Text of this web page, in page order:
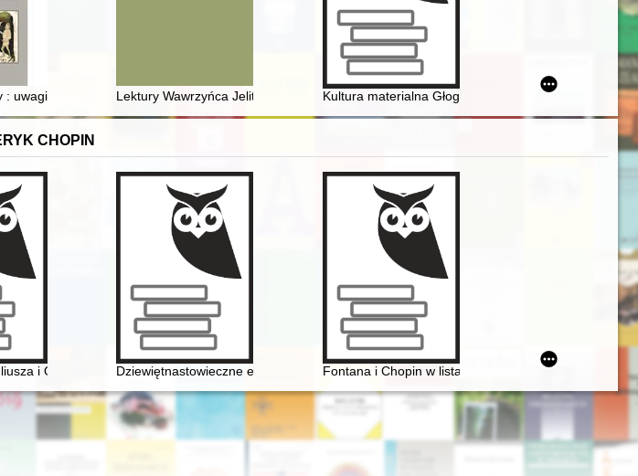
Wschodniej po wybiciu się na niepodległość, prezentowane na łamach miesięcznika politycznego
i nadradców pruskich w okresie trzeciego bezkrólewia (1586-1587)
: uwagi w kontekście pracy Mariana Gumowskiego "Siła do ujarzmienia : teksty wybrane", Warszawa 2021
Lektury Wawrzyńca Jelitowskiego, dworzanina królowej Barbary Radziwiłłówny
Kultura materialna Głogowa Małopolskiego widziana
CHOPIN
naukowo-artystyczna, 20-21 XI 2006. [T. 1]
PWM
i Oskara Kolbergów z Fryderykiem Chopinem
Dziewiętnastowieczne edycje dzieł Fryderyka Chopina jako aspekt historii recepcji
Fontana i Chopin w listach